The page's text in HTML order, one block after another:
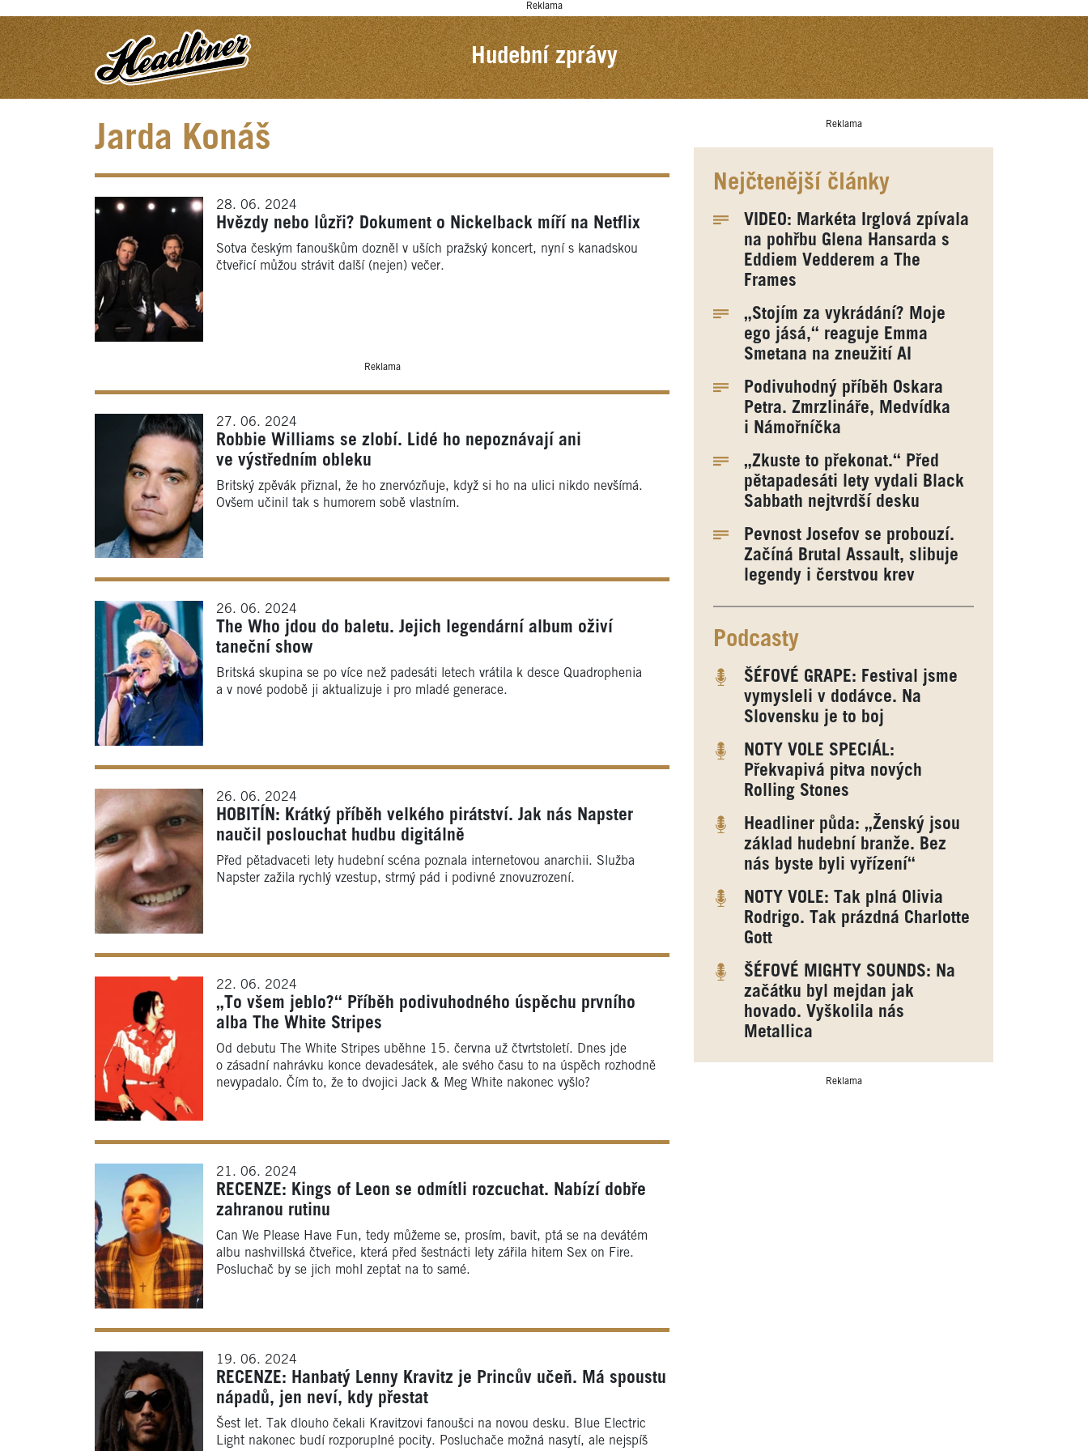
Reklama
Hudební zprávy
Jarda Konáš
28. 06. 2024
Hvězdy nebo lůzři? Dokument o Nickelback míří na Netflix
Sotva českým fanouškům dozněl v uších pražský koncert, nyní s kanadskou
čtveřicí můžou strávit další (nejen) večer.
Reklama
27. 06. 2024
Robbie Williams se zlobí. Lidé ho nepoznávají ani
ve výstředním obleku
Britský zpěvák přiznal, že ho znervózňuje, když si ho na ulici nikdo nevšímá.
Ovšem učinil tak s humorem sobě vlastním.
26. 06. 2024
The Who jdou do baletu. Jejich legendární album oživí
taneční show
Britská skupina se po více než padesáti letech vrátila k desce Quadrophenia
a v nové podobě ji aktualizuje i pro mladé generace.
26. 06. 2024
HOBITÍN: Krátký příběh velkého pirátství. Jak nás Napster
naučil poslouchat hudbu digitálně
Před pětadvaceti lety hudební scéna poznala internetovou anarchii. Služba
Napster zažila rychlý vzestup, strmý pád i podivné znovuzrození.
22. 06. 2024
„To všem jeblo?“ Příběh podivuhodného úspěchu prvního
alba The White Stripes
Od debutu The White Stripes uběhne 15. června už čtvrtstoletí. Dnes jde
o zásadní nahrávku konce devadesátek, ale svého času to na úspěch rozhodně
nevypadalo. Čím to, že to dvojici Jack & Meg White nakonec vyšlo?
21. 06. 2024
RECENZE: Kings of Leon se odmítli rozcuchat. Nabízí dobře
zahranou rutinu
Can We Please Have Fun, tedy můžeme se, prosím, bavit, ptá se na devátém
albu nashvillská čtveřice, která před šestnácti lety zářila hitem Sex on Fire.
Posluchač by se jich mohl zeptat na to samé.
19. 06. 2024
RECENZE: Hanbatý Lenny Kravitz je Princův učeň. Má spoustu
nápadů, jen neví, kdy přestat
Šest let. Tak dlouho čekali Kravitzovi fanoušci na novou desku. Blue Electric
Light nakonec budí rozporuplné pocity. Posluchače možná nasytí, ale nejspíš
Reklama
Nejčtenější články
VIDEO: Markéta Irglová zpívala
na pohřbu Glena Hansarda s
Eddiem Vedderem a The
Frames
„Stojím za vykrádání? Moje
ego jásá,“ reaguje Emma
Smetana na zneužití AI
Podivuhodný příběh Oskara
Petra. Zmrzlináře, Medvídka
i Námořníčka
„Zkuste to překonat.“ Před
pětapadesáti lety vydali Black
Sabbath nejtvrdší desku
Pevnost Josefov se probouzí.
Začíná Brutal Assault, slibuje
legendy i čerstvou krev
Podcasty
ŠÉFOVÉ GRAPE: Festival jsme
vymysleli v dodávce. Na
Slovensku je to boj
NOTY VOLE SPECIÁL:
Překvapivá pitva nových
Rolling Stones
Headliner půda: „Ženský jsou
základ hudební branže. Bez
nás byste byli vyřízení“
NOTY VOLE: Tak plná Olivia
Rodrigo. Tak prázdná Charlotte
Gott
ŠÉFOVÉ MIGHTY SOUNDS: Na
začátku byl mejdan jak
hovado. Vyškolila nás
Metallica
Reklama